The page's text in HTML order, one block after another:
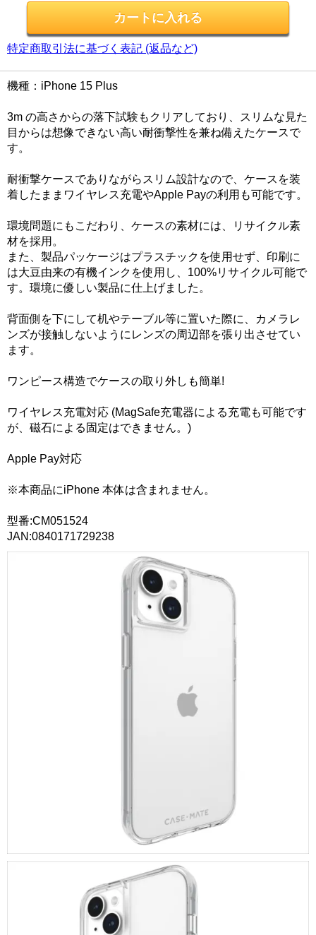
特定商取引法に基づく表記 (返品など)
機種：iPhone 15 Plus
3m の高さからの落下試験もクリアしており、スリムな見た
目からは想像できない高い耐衝撃性を兼ね備えたケースで
す。
耐衝撃ケースでありながらスリム設計なので、ケースを装
着したままワイヤレス充電やApple Payの利用も可能です。
環境問題にもこだわり、ケースの素材には、リサイクル素
材を採用。
また、製品パッケージはプラスチックを使用せず、印刷に
は大豆由来の有機インクを使用し、100%リサイクル可能で
す。環境に優しい製品に仕上げました。
背面側を下にして机やテーブル等に置いた際に、カメラレ
ンズが接触しないようにレンズの周辺部を張り出させてい
ます。
ワンピース構造でケースの取り外しも簡単!
ワイヤレス充電対応 (MagSafe充電器による充電も可能です
が、磁石による固定はできません。)
Apple Pay対応
※本商品にiPhone 本体は含まれません。
型番:CM051524
JAN:0840171729238